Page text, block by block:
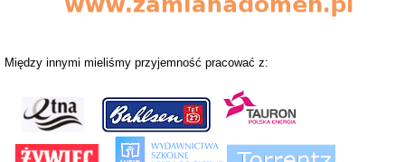
Między innymi mieliśmy przyjemność pracować z: